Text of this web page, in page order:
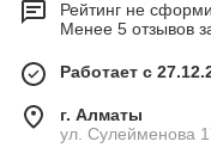
Рейтинг не
Менее 5 отзывов
Работает с
г. Алматы
ул. Сулейменова